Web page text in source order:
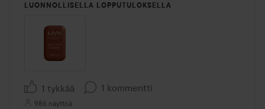
LUONNOLLISELLA LOPPUTULOKSELLA
1 tykkää 1 kommentti
986 näyttöä